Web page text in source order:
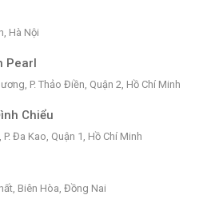
Hà Nội
Pearl
P. Thảo Điền, Quận 2, Hồ Chí Minh
Chiểu
Đa Kao, Quận 1, Hồ Chí Minh
Biên Hòa, Đồng Nai